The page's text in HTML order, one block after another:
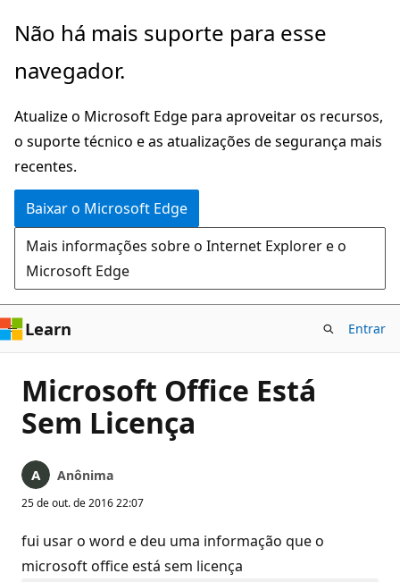
Pular
o
principal
Não há mais suporte para esse
navegador.
Atualize o Microsoft Edge para aproveitar os recursos,
o suporte técnico e as atualizações de segurança mais
recentes.
Baixar o Microsoft Edge
Mais informações sobre o Internet Explorer e o
Microsoft Edge
Learn Entrar
Microsoft Office Está
Sem Licença
Anônima
25 de out. de 2016 22:07
fui usar o word e deu uma informação que o
microsoft office está sem licença